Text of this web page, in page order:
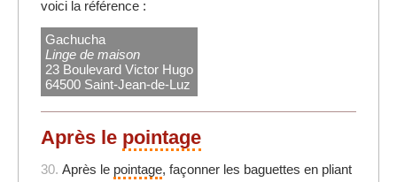
voici la référence :
Gachucha
Linge de maison
23 Boulevard Victor Hugo
64500 Saint-Jean-de-Luz
Après le pointage
30. Après le pointage, façonner les baguettes en pliant